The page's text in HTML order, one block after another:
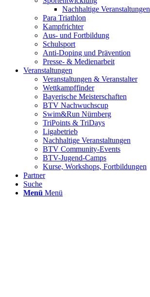
Nachhaltige Veranstaltungen
Para Triathlon
Kampfrichter
Aus- und Fortbildung
Schulsport
Anti-Doping und Prävention
Presse- & Medienarbeit
Veranstaltungen
Veranstaltungen & Veranstalter
Wettkampffinder
Bayerische Meisterschaften
BTV Nachwuchscup
Swim&Run Nürnberg
TriPoints & TriDays
Ligabetrieb
Nachhaltige Veranstaltungen
BTV Community-Events
BTV-Jugend-Camps
Kurse, Workshops, Fortbildungen
Partner
Suche
Menü Menü